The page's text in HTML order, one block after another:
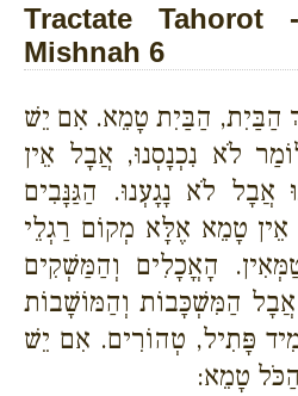
Tractate
Mishnah 6
הַבַּיִת, הַבַּיִת טָמֵא. אִם יֵשׁ
לֹא נִכְנָסְנוּ, אֲבָל אֵין
אֲבָל לֹא נָגָעְנוּ. הַגַּנָּבִים
טָמֵא אֶלָּא מְקוֹם רַגְלֵי
הָאֳכָלִים וְהַמַּשְׁקִים
הַמִּשְׁכָּבוֹת וְהַמּוֹשָׁבוֹת
פָּתִיל, טְהוֹרִים. אִם יֵשׁ
טָמֵא: